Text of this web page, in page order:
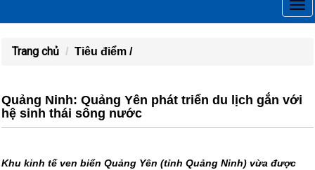
Trang chủ Tiêu điểm /
Quảng Ninh: Quảng Yên phát triển du lịch gắn với
hệ sinh thái sông nước
Khu kinh tế ven biển Quảng Yên (tỉnh Quảng Ninh) vừa được